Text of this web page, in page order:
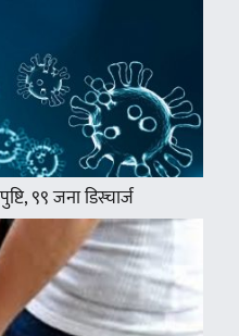
९९ जना डिस्चार्ज